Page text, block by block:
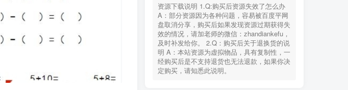
资源下载说明 1.Q:购买后资源失效了怎么办
A：部分资源因为各种问题，容易被百度平网
盘取消分享，购买后如果发现资源过期获得失
效的情况，请加老师的微信：zhandiankefu，
及时补发给你。 2.Q：购买后关于退换货的说
明 A：本站资源为虚拟物品，具有复制性，一
经购买后是不支持退货也无法退款，如果你决
定购买，请知悉此说明。